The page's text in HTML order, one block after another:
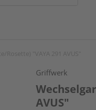
Griffwerk
AVUS"